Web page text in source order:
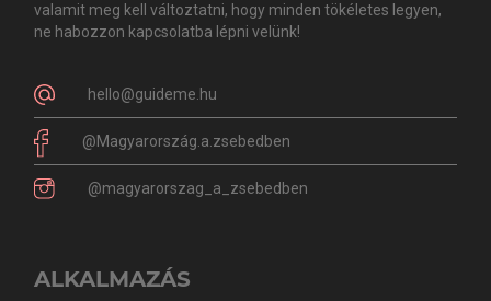
valamit meg kell változtatni, hogy minden tökéletes legyen,
ne habozzon kapcsolatba lépni velünk!
hello@guideme.hu
@Magyarország.a.zsebedben
@magyarorszag_a_zsebedben
ALKALMAZÁS